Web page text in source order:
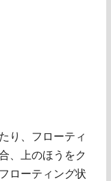
り、フローティ
、上のほうをク
ローティング状